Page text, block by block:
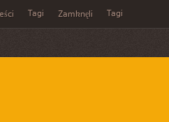
Tagi Zamknęli Tagi